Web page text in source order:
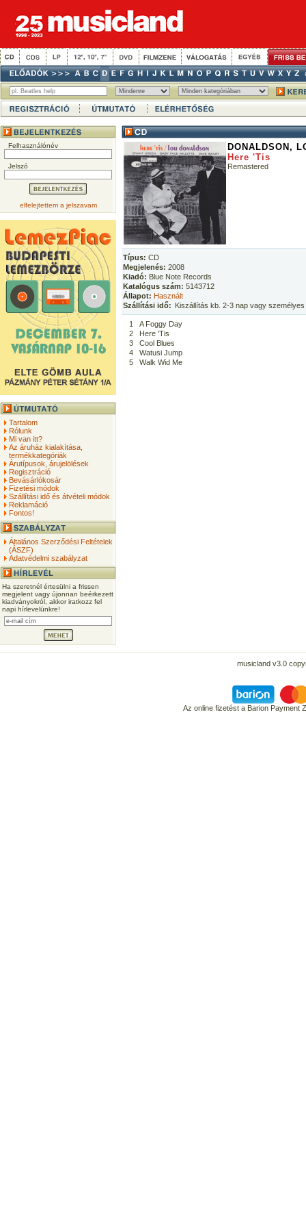
Felhasználónév
Jelszó
elfelejtettem a jelszavam
Tartalom
Rólunk
Mi van itt?
Az áruház kialakítása,
termékkategóriák
Árutípusok, árujelölések
Regisztráció
Bevásárlókosár
Fizetési módok
Szállítási idő és átvételi módok
Reklamáció
Fontos!
Általános Szerződési Feltételek
(ÁSZF)
Adatvédelmi szabályzat
Ha szeretnél értesülni a frissen
megjelent vagy újonnan beérkezett
kiadványokról, akkor iratkozz fel
napi hírlevelünkre!
DONALDSON,
Here 'Tis
Remastered
Típus: CD
Megjelenés: 2008
Kiadó: Blue Note Records
Katalógus szám: 5143712
Állapot: Használt
Szállítási idő: Kiszállítás kb. 2-3 nap vagy
1
A Foggy Day
2
Here 'Tis
3
Cool Blues
4
Watusi Jump
5
Walk Wid Me
musicland v3.0
Az online fizetést a Barion Payment